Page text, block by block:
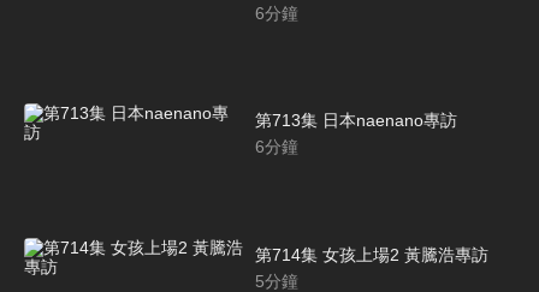
6分鐘
第713集 日本naenano專訪
6分鐘
第714集 女孩上場2 黃騰浩專訪
5分鐘